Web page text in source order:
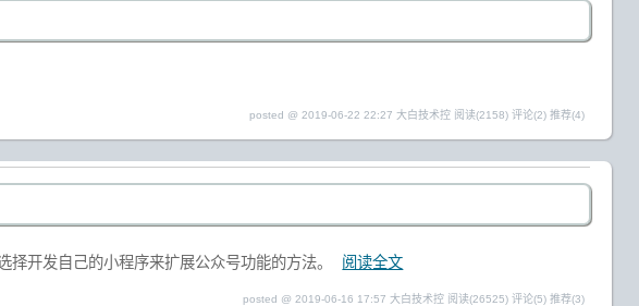
posted @ 2019-06-22 22:27 大白技术控 阅读(2158) 评论(2) 推荐(4)
开发自己的小程序来扩展公众号功能的方法。 阅读全文
posted @ 2019-06-16 17:57 大白技术控 阅读(26525) 评论(5) 推荐(3)